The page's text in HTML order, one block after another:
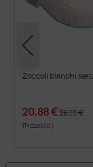
Zoccoli bianchi
20,88 €26,10 €
(Prezzo i.e.)